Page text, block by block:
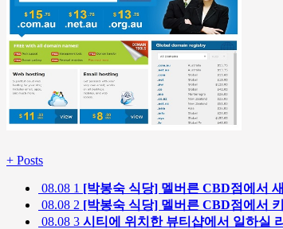
+ Posts
08.08 1 [박봉숙 식당] 멜버른 CBD점에서
08.08 2 [박봉숙 식당] 멜버른 CBD점에서
08.08 3 시티에 위치한 뷰티샵에서 일하실